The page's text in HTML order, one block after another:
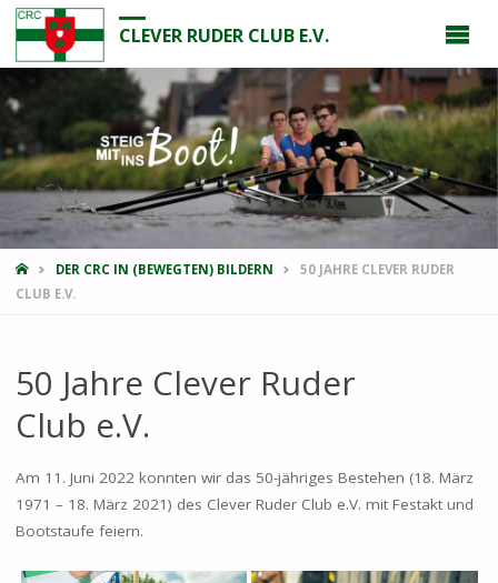
CLEVER RUDER CLUB E.V.
STARTDER CRC IN (BEWEGTEN) BILDERN
50 JAHRE CLEVER RUDER
CLUB E.V.
50 Jahre Clever Ruder
Club e.V.
Am 11. Juni 2022 konnten wir das 50-jähriges Bestehen (18. März
1971 – 18. März 2021) des Clever Ruder Club e.V. mit Festakt und
Bootstaufe feiern.